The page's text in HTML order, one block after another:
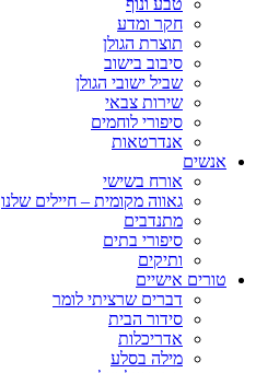
טבע ונוף
חקר ומדע
תוצרת הגולן
סיבוב בישוב
שביל ישובי הגולן
שירות צבאי
סיפורי לוחמים
אנדרטאות
אנשים
אורח בשישי
גאווה מקומית – חיילים שלנו
מתנדבים
סיפורי בתים
ותיקים
טורים אישיים
דברים שרציתי לומר
סידור הבית
אדריכלות
מילה בסלע